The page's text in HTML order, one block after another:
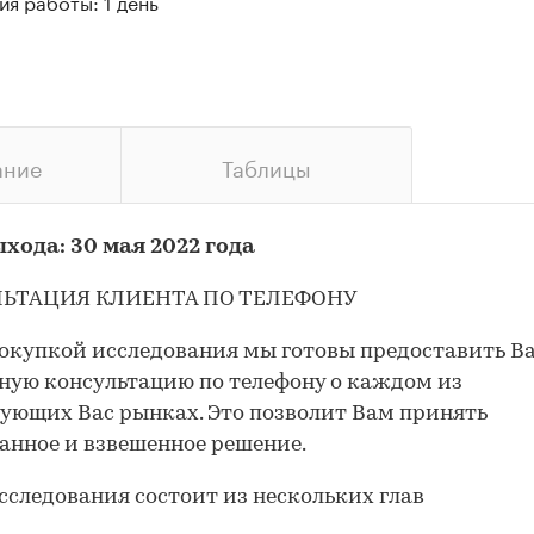
Таблицы
30 мая 2022 года
КЛИЕНТА ПО ТЕЛЕФОНУ
исследования мы готовы предоставить
консультацию по телефону о каждом из
Вас рынках. Это позволит Вам принять
и взвешенное решение.
состоит из нескольких глав